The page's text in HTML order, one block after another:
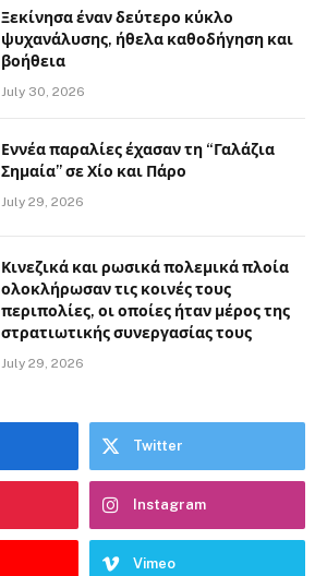
Ξεκίνησα έναν δεύτερο κύκλο
ψυχανάλυσης, ήθελα καθοδήγηση και
βοήθεια
July 30, 2026
Εννέα παραλίες έχασαν τη “Γαλάζια
Σημαία” σε Χίο και Πάρο
July 29, 2026
Κινεζικά και ρωσικά πολεμικά πλοία
ολοκλήρωσαν τις κοινές τους
περιπολίες, οι οποίες ήταν μέρος της
στρατιωτικής συνεργασίας τους
July 29, 2026
Twitter
Instagram
Vimeo